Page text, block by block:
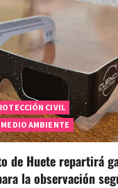
CIVIL
MEDIO AMBIENTE
de Huete repartirá
la observación